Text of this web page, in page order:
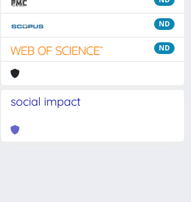
ND
ND
social impact